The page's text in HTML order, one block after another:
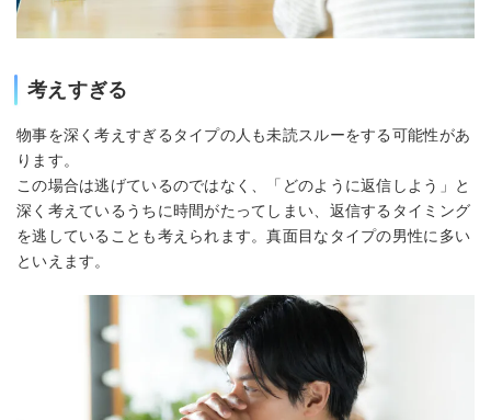
考えすぎる
物事を深く考えすぎるタイプの人も未読スルーをする可能性があ
ります。
この場合は逃げているのではなく、「どのように返信しよう」と
深く考えているうちに時間がたってしまい、返信するタイミング
を逃していることも考えられます。真面目なタイプの男性に多い
といえます。